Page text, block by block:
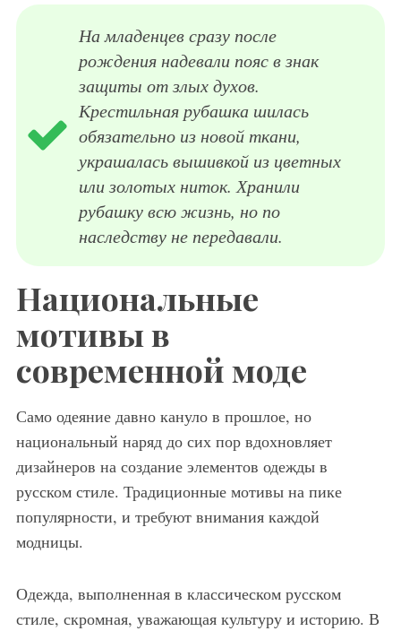
На младенцев сразу после
рождения надевали пояс в знак
защиты от злых духов.
Крестильная рубашка шилась
обязательно из новой ткани,
украшалась вышивкой из цветных
или золотых ниток. Хранили
рубашку всю жизнь, но по
наследству не передавали.
Национальные
мотивы в
современной моде
Само одеяние давно кануло в прошлое, но
национальный наряд до сих пор вдохновляет
дизайнеров на создание элементов одежды в
русском стиле. Традиционные мотивы на пике
популярности, и требуют внимания каждой
модницы.
Одежда, выполненная в классическом русском
стиле, скромная, уважающая культуру и историю. В